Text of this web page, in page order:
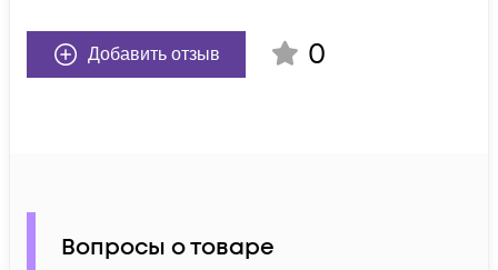
Добавить отзыв 0
Вопросы о товаре